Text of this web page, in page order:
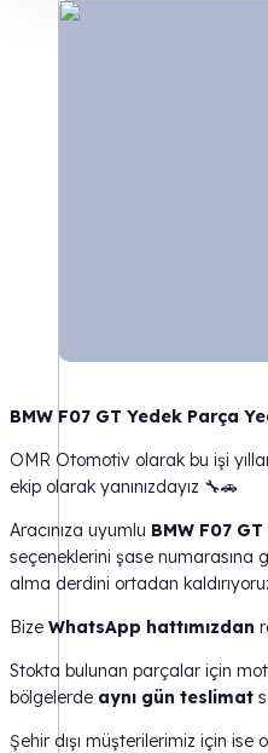
BMW F07 GT Yedek Parça
OMR Otomotiv olarak bu işi
ekip olarak yanınızdayız 🔧🚗
Aracınıza uyumlu BMW F07
seçeneklerini şase numarasına
alma derdini ortadan
Bize WhatsApp hattımızdan
Stokta bulunan parçalar için
bölgelerde aynı gün teslimat
Şehir dışı müşterilerimiz için ise